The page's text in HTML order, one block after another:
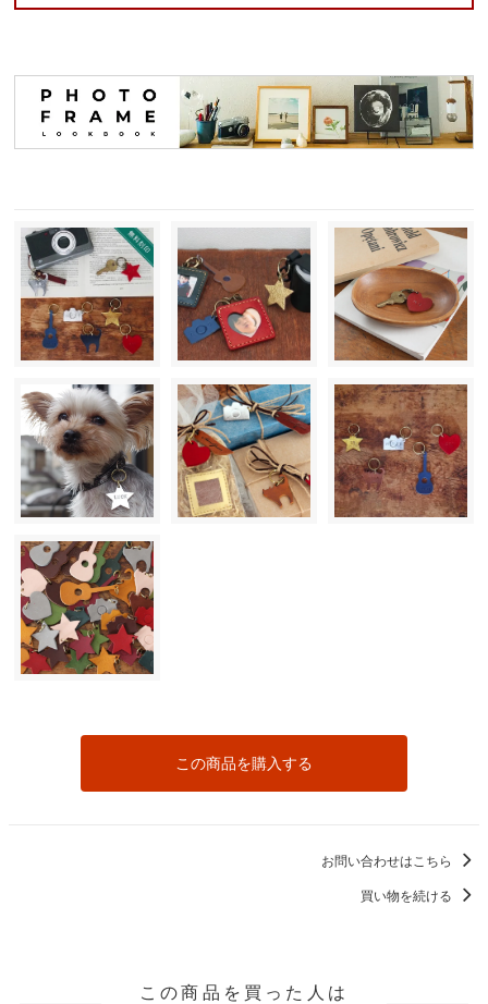
この商品を購入する
お問い合わせはこちら
買い物を続ける
この商品を買った人は